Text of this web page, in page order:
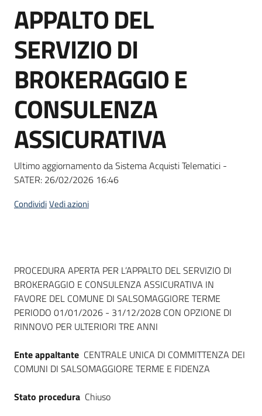
Bandi
e
di
Supporto
telematiche
site
Seguici
Salta al contenuto
APPALTO DEL
SERVIZIO DI
BROKERAGGIO E
CONSULENZA
ASSICURATIVA
Ultimo aggiornamento da Sistema Acquisti Telematici -
SATER: 26/02/2026 16:46
CondividiVedi azioni
Dati del bando
PROCEDURA APERTA PER L’APPALTO DEL SERVIZIO DI
BROKERAGGIO E CONSULENZA ASSICURATIVA IN
FAVORE DEL COMUNE DI SALSOMAGGIORE TERME
PERIODO 01/01/2026 - 31/12/2028 CON OPZIONE DI
RINNOVO PER ULTERIORI TRE ANNI
Ente appaltante CENTRALE UNICA DI COMMITTENZA DEI
COMUNI DI SALSOMAGGIORE TERME E FIDENZA
Stato procedura Chiuso